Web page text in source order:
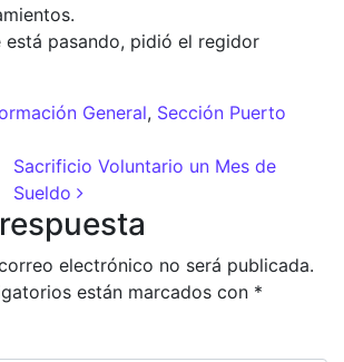
está pasando, pidió el regidor
General, Sección Puerto
de entradas
Sacrificio Voluntario un Mes de
Sueldo
electrónico no será publicada.
están marcados con *